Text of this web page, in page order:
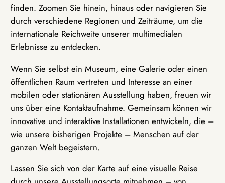
finden. Zoomen Sie hinein, hinaus oder navigieren Sie
durch verschiedene Regionen und Zeiträume, um die
internationale Reichweite unserer multimedialen
Erlebnisse zu entdecken.
Wenn Sie selbst ein Museum, eine Galerie oder einen
öffentlichen Raum vertreten und Interesse an einer
mobilen oder stationären Ausstellung haben, freuen wir
uns über eine Kontaktaufnahme. Gemeinsam können wir
innovative und interaktive Installationen entwickeln, die –
wie unsere bisherigen Projekte – Menschen auf der
ganzen Welt begeistern.
Lassen Sie sich von der Karte auf eine visuelle Reise